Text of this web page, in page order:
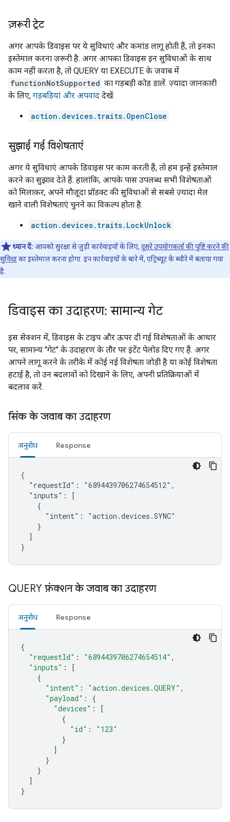
ज़रूरी ट्रेट
अगर आपके डिवाइस पर ये सुविधाएं और कमांड लागू होती हैं, तो इनका
इस्तेमाल करना ज़रूरी है. अगर आपका डिवाइस इन सुविधाओं के साथ
काम नहीं करता है, तो QUERY या EXECUTE के जवाब में
functionNotSupported का गड़बड़ी कोड डालें. ज़्यादा जानकारी
के लिए, गड़बड़ियां और अपवाद देखें.
action.devices.traits.OpenClose
सुझाई गई विशेषताएं
अगर ये सुविधाएं आपके डिवाइस पर काम करती हैं, तो हम इन्हें इस्तेमाल
करने का सुझाव देते हैं. हालांकि, आपके पास उपलब्ध सभी विशेषताओं
को मिलाकर, अपने मौजूदा प्रॉडक्ट की सुविधाओं से सबसे ज़्यादा मेल
खाने वाली विशेषताएं चुनने का विकल्प होता है.
action.devices.traits.LockUnlock
ध्यान दें: आपको सुरक्षा से जुड़ी कार्रवाइयों के लिए, दूसरे उपयोगकर्ता की पुष्टि करने की
सुविधाका इस्तेमाल करना होगा. इन कार्रवाइयों के बारे में, एट्रिब्यूट के ब्यौरे में बताया गया
है.
डिवाइस का उदाहरण: सामान्य गेट
इस सेक्शन में, डिवाइस के टाइप और ऊपर दी गई विशेषताओं के आधार
पर, सामान्य "गेट" के उदाहरण के तौर पर इंटेंट पेलोड दिए गए हैं. अगर
आपने लागू करने के तरीके में कोई नई विशेषता जोड़ी है या कोई विशेषता
हटाई है, तो उन बदलावों को दिखाने के लिए, अपनी प्रतिक्रियाओं में
बदलाव करें.
सिंक के जवाब का उदाहरण
अनुरोध Response
{
  "requestId": "6894439706274654512",
  "inputs": [
    {
      "intent": "action.devices.SYNC"
    }
  ]
}
QUERY फ़ंक्शन के जवाब का उदाहरण
अनुरोध Response
{
"requestId" : "6894439706274654514" ,
"inputs" :
[
{
"intent" : "action.devices.QUERY" ,
"payload" :
{
"devices" :
[
{
"id" :
"123"
}
]
}
}
]
}